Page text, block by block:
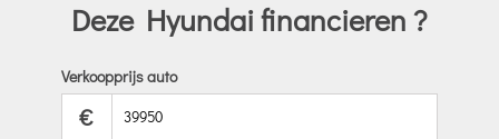
Deze Hyundai financieren ?
Verkoopprijs auto
€